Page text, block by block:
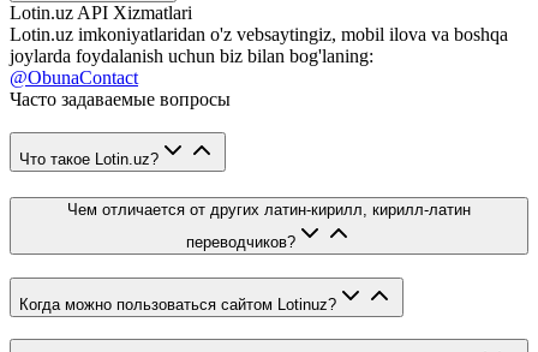
Lotin.uz API Xizmatlari
Lotin.uz imkoniyatlaridan o'z vebsaytingiz, mobil ilova va boshqa
joylarda foydalanish uchun biz bilan bog'laning:
@ObunaContact
Часто задаваемые вопросы
Что такое Lotin.uz?
Чем отличается от других латин-кирилл, кирилл-латин
переводчиков?
Когда можно пользоваться сайтом Lotinuz?